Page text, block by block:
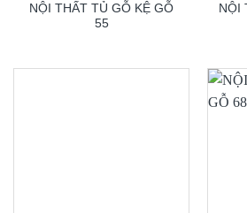
NỘI THẤT TỦ GỖ KỆ GỖ
55
NỘI